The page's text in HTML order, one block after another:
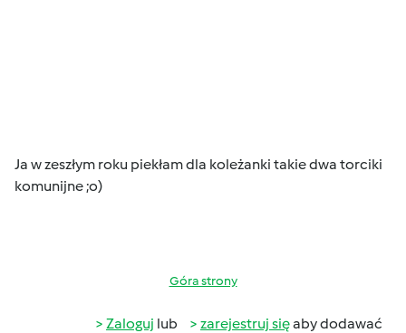
Ja w zeszłym roku piekłam dla koleżanki takie dwa torciki
komunijne ;o)
Góra strony
Zaloguj lub zarejestruj sięaby dodawać